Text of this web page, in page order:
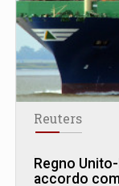
Reuters
Regno
accordo